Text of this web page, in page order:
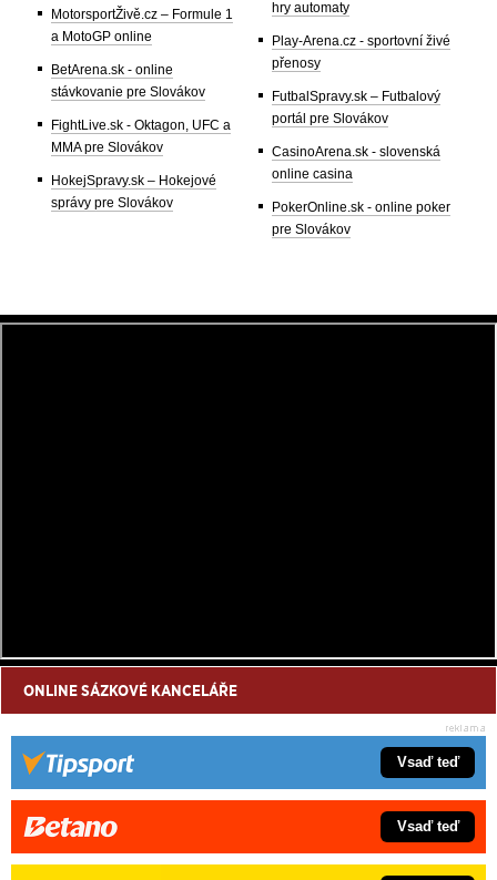
MotorsportŽivě.cz – Formule 1
a MotoGP online
BetArena.sk - online
stávkovanie pre Slovákov
FightLive.sk - Oktagon, UFC a
MMA pre Slovákov
HokejSpravy.sk – Hokejové
správy pre Slovákov
hry automaty
Play-Arena.cz - sportovní živé
přenosy
FutbalSpravy.sk – Futbalový
portál pre Slovákov
CasinoArena.sk - slovenská
online casina
PokerOnline.sk - online poker
pre Slovákov
ONLINE SÁZKOVÉ KANCELÁŘE
Vsaď teď
Vsaď teď